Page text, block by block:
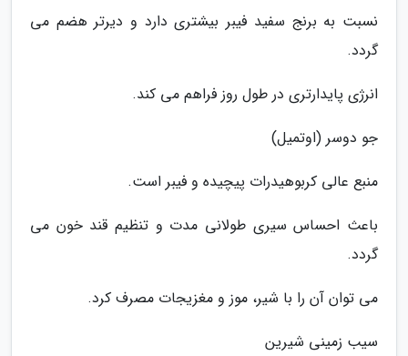
نسبت به برنج سفید فیبر بیشتری دارد و دیرتر هضم می
گردد.
انرژی پایدارتری در طول روز فراهم می کند.
جو دوسر (اوتمیل)
منبع عالی کربوهیدرات پیچیده و فیبر است.
باعث احساس سیری طولانی مدت و تنظیم قند خون می
گردد.
می توان آن را با شیر، موز و مغزیجات مصرف کرد.
سیب زمینی شیرین